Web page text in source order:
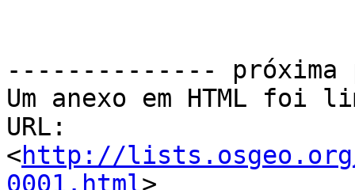
--------------
Um anexo em HTML foi
URL:
<http://lists.osgeo.org/
0001.html>